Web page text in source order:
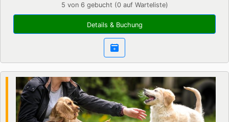
5 von 6 gebucht (0 auf Warteliste)
Details & Buchung